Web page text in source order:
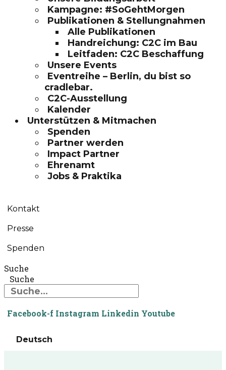
Kampagne: #SoGehtMorgen
Publikationen & Stellungnahmen
Alle Publikationen
Handreichung: C2C im Bau
Leitfaden: C2C Beschaffung
Unsere Events
Eventreihe – Berlin, du bist so
cradlebar.
C2C-Ausstellung
Kalender
Unterstützen & Mitmachen
Spenden
Partner werden
Impact Partner
Ehrenamt
Jobs & Praktika
Kontakt
Presse
Spenden
Suche
Suche
Facebook-f Instagram Linkedin Youtube
Deutsch